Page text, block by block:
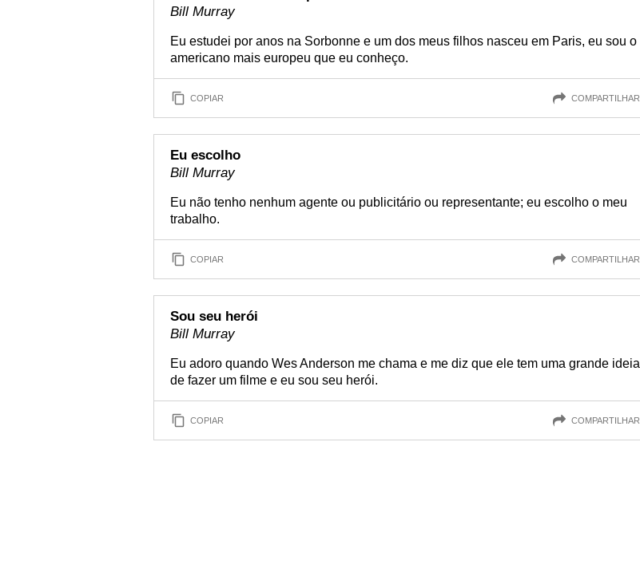
Bill Murray
Eu estudei por anos na Sorbonne e um dos meus filhos nasceu em Paris, eu sou o
americano mais europeu que eu conheço.
COPIAR COMPARTILHAR
Eu escolho
Bill Murray
Eu não tenho nenhum agente ou publicitário ou representante; eu escolho o meu
trabalho.
COPIAR COMPARTILHAR
Sou seu herói
Bill Murray
Eu adoro quando Wes Anderson me chama e me diz que ele tem uma grande ideia
de fazer um filme e eu sou seu herói.
COPIAR COMPARTILHAR